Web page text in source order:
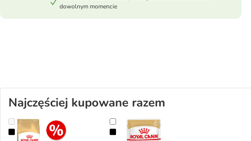
dowolnym momencie
Najczęściej kupowane razem
Zestaw Royal Canin Breed, 4 kg + 12 x 85 g karmy mokrej Royal Canin
Royal Canin Maine Coon Adult w sosie